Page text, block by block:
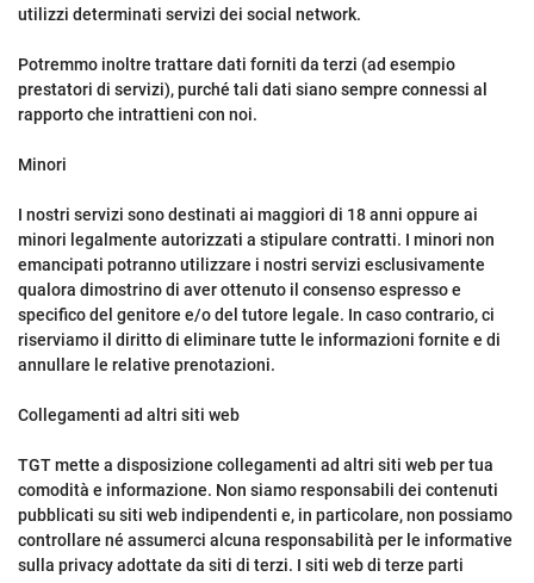
utilizzi determinati servizi dei social network.
Potremmo inoltre trattare dati forniti da terzi (ad esempio
prestatori di servizi), purché tali dati siano sempre connessi al
rapporto che intrattieni con noi.
Minori
I nostri servizi sono destinati ai maggiori di 18 anni oppure ai
minori legalmente autorizzati a stipulare contratti. I minori non
emancipati potranno utilizzare i nostri servizi esclusivamente
qualora dimostrino di aver ottenuto il consenso espresso e
specifico del genitore e/o del tutore legale. In caso contrario, ci
riserviamo il diritto di eliminare tutte le informazioni fornite e di
annullare le relative prenotazioni.
Collegamenti ad altri siti web
TGT mette a disposizione collegamenti ad altri siti web per tua
comodità e informazione. Non siamo responsabili dei contenuti
pubblicati su siti web indipendenti e, in particolare, non possiamo
controllare né assumerci alcuna responsabilità per le informative
sulla privacy adottate da siti di terzi. I siti web di terze parti